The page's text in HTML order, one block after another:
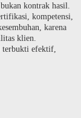
kontrak hasil.
kompetensi,
karena
klien.
terbukti efektif,